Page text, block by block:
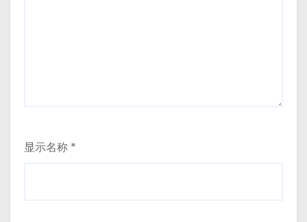
显示名称 *